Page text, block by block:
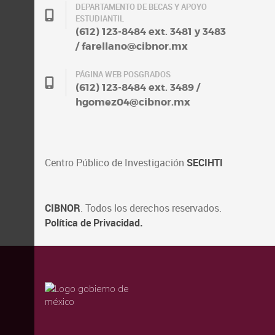
DEPARTAMENTO DE BECAS Y APOYO
ESTUDIANTIL
(612) 123-8484 ext. 3481 y 3483
/ farellano@cibnor.mx
PÁGINA WEB POSGRADOS
(612) 123-8484 ext. 3489 /
hgomez04@cibnor.mx
Centro Público de Investigación SECIHTI
CIBNOR. Todos los derechos reservados.
Política de Privacidad.